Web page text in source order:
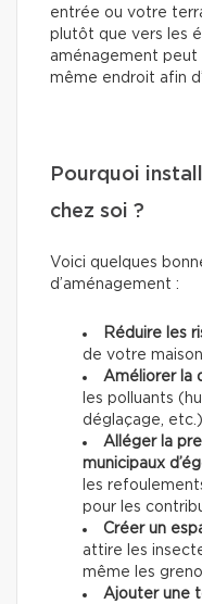
entrée ou votre
plutôt que vers les
aménagement peut
même endroit afin
Pourquoi
chez soi ?
Voici quelques
d’aménagement :
Réduire les
de votre
Améliorer la
les polluants
déglaçage,
Alléger la
municipaux
les
pour les
Créer un
attire les
même les
Ajouter une